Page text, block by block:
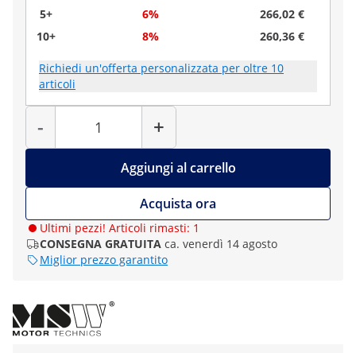
5+
6%
266,02 €
10+
8% 260,36 €
Richiedi un'offerta personalizzata per oltre 10
articoli
-
Quantità
+
Aggiungi al carrello
Acquista ora
Ultimi pezzi! Articoli rimasti: 1
CONSEGNA GRATUITA ca. venerdì 14 agosto
Miglior prezzo garantito